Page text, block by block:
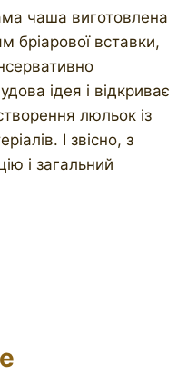
чаша виготовлена
бріарової вставки,
ідея і відкриває
люльок із
І звісно, з
і загальний